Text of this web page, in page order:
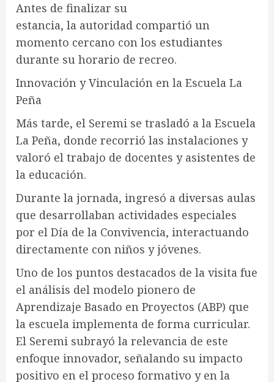
Antes de finalizar su
estancia, la autoridad compartió un
momento cercano con los estudiantes
durante su horario de recreo.
​Innovación y Vinculación en la Escuela La
Peña
​Más tarde, el Seremi se trasladó a la Escuela
La Peña, donde recorrió las instalaciones y
valoró el trabajo de docentes y asistentes de
la educación.
Durante la jornada, ingresó a diversas aulas
que desarrollaban actividades especiales
por el Día de la Convivencia, interactuando
directamente con niños y jóvenes.
​Uno de los puntos destacados de la visita fue
el análisis del modelo pionero de
Aprendizaje Basado en Proyectos (ABP) que
la escuela implementa de forma curricular.
El Seremi subrayó la relevancia de este
enfoque innovador, señalando su impacto
positivo en el proceso formativo y en la